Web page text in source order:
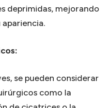
deprimidas, mejorando
se pueden considerar
como la